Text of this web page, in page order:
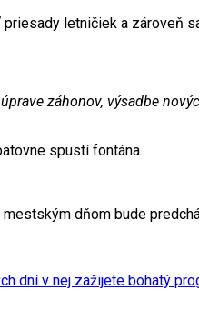
letničiek a zároveň
záhonov, výsadbe
spustí fontána.
dňom bude
dní v nej zažijete bohatý